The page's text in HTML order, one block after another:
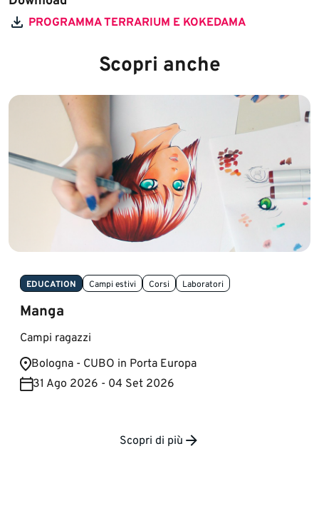
PROGRAMMA TERRARIUM E KOKEDAMA
Scopri anche
EDUCATION Campi estivi Corsi Laboratori
Manga
Campi ragazzi
Bologna - CUBO in Porta Europa
31 Ago 2026 - 04 Set 2026
Scopri di più